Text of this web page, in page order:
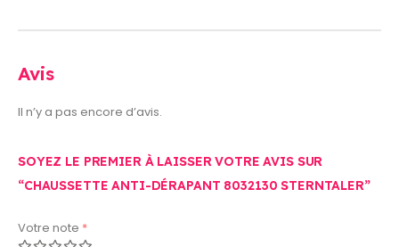
Avis
Il n’y a pas encore d’avis.
SOYEZ LE PREMIER À LAISSER VOTRE AVIS SUR
“CHAUSSETTE ANTI-DÉRAPANT 8032130 STERNTALER”
Votre note *